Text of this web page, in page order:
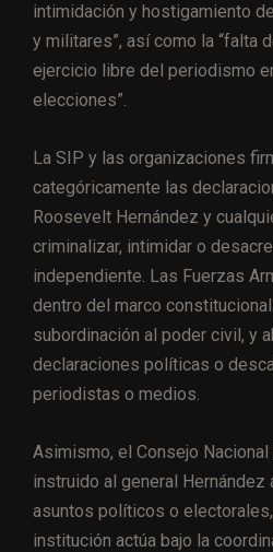
intimidación y hostigamiento
y militares”, así como la “falta
ejercicio libre del periodismo
elecciones”.
La SIP y las organizaciones
categóricamente las
Roosevelt Hernández y
criminalizar, intimidar o
independiente. Las Fuerzas
dentro del marco
subordinación al poder civil, y
declaraciones políticas o
periodistas o medios.
Asimismo, el Consejo Nacional
instruido al general Hernández
asuntos políticos o
institución actúa bajo la